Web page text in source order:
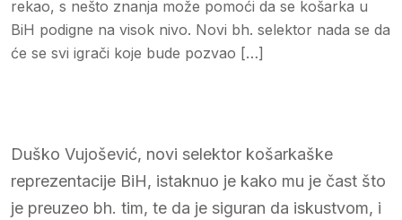
rekao, s nešto znanja može pomoći da se košarka u
BiH podigne na visok nivo. Novi bh. selektor nada se da
će se svi igrači koje bude pozvao […]
Duško Vujošević, novi selektor košarkaške
reprezentacije BiH, istaknuo je kako mu je čast što
je preuzeo bh. tim, te da je siguran da iskustvom, i